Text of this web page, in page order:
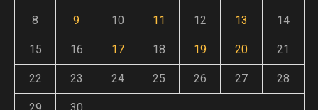
8 9 10 11 12 13 14
15 16 17 18 19 20 21
22 23 24 25 26 27 28